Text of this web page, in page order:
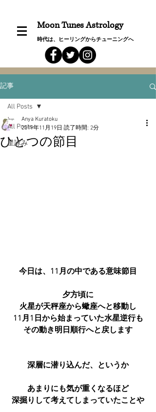
Moon Tunes Astrology
時代は、ヒーリングからチューニングへ
記事
All Posts
星詠み
All Posts
ひとつの節目
Anya Kuratoku
2019年11月19日 読了時間: 2分
今日は、11月の中である意味節目
夕方頃に
火星が天秤座から蠍座へと移動し
11月1日から始まっていた水星逆行も
その動き明日順行へと戻します
深層に潜り込んだ、というか
あまりにも気が重くなるほど
深掘りして考えてしまっていたことや